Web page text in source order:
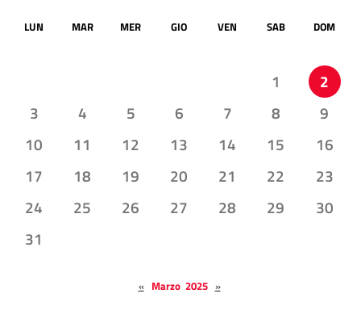
LUN MAR MER GIO VEN SAB DOM
1
2
3
4 5 6 7 8
9
10
11 12 13 14 15
16
17
18 19 20 21 22
23
24
25 26 27 28 29
30
31
« Marzo 2025 »